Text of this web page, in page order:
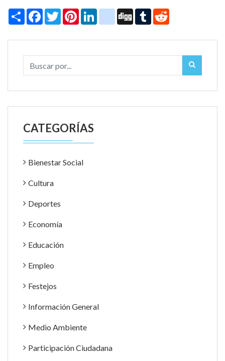
Share Facebook
TwitterPinterestLinkedIninstagram
Digg Tumblr
CATEGORÍAS
Bienestar Social
Cultura
Deportes
Economía
Educación
Empleo
Festejos
Información General
Medio Ambiente
Participación Ciudadana